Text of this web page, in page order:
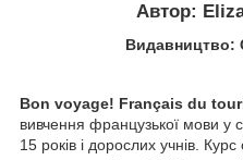
Автор:
Видавництво:
Bon voyage! Français du
вивчення французької мови у
15 років і дорослих учнів.